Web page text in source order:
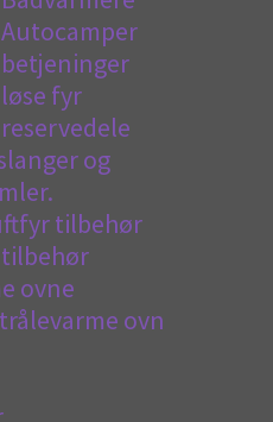
fyr
og
tilbehør
ovne
ovn